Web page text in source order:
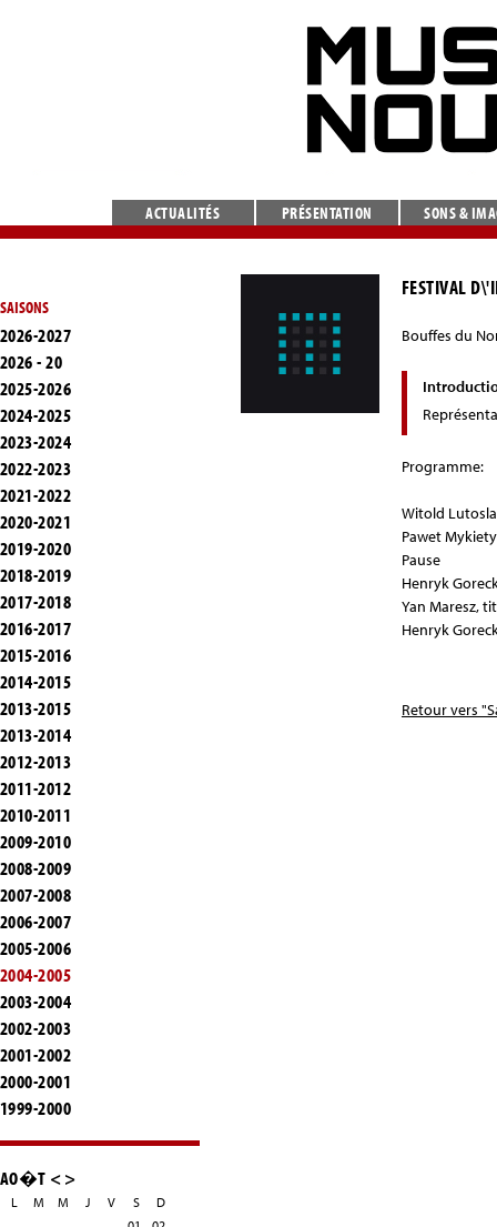
ACTUALITÉS PRÉSENTATION SONS &
SAISONS
2026-2027
2026 - 20
2025-2026
2024-2025
2023-2024
2022-2023
2021-2022
2020-2021
2019-2020
2018-2019
2017-2018
2016-2017
2015-2016
2014-2015
2013-2015
2013-2014
2012-2013
2011-2012
2010-2011
2009-2010
2008-2009
2007-2008
2006-2007
2005-2006
2004-2005
2003-2004
2002-2003
2001-2002
2000-2001
1999-2000
AO�T <>
L M M J V S
D
FESTIVAL
Bouffes du
Programme:
Witold
Pawet
Pause
Henryk
Yan Maresz,
Henryk
Retour vers